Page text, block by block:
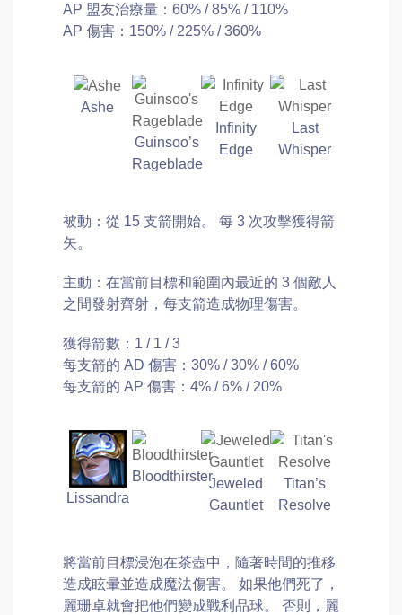
AP 盟友治療量：60% / 85% / 110%
AP 傷害：150% / 225% / 360%
Ashe
Guinsoo’s
Rageblade
Infinity
Edge
Last
Whisper
被動：從 15 支箭開始。 每 3 次攻擊獲得箭
矢。
主動：在當前目標和範圍內最近的 3 個敵人
之間發射齊射，每支箭造成物理傷害。
獲得箭數：1 / 1 / 3
每支箭的 AD 傷害：30% / 30% / 60%
每支箭的 AP 傷害：4% / 6% / 20%
Lissandra
BloodthirsterJeweled
Gauntlet
Titan’s
Resolve
將當前目標浸泡在茶壺中，隨著時間的推移
造成眩暈並造成魔法傷害。 如果他們死了，
麗珊卓就會把他們變成戰利品球。 否則，麗